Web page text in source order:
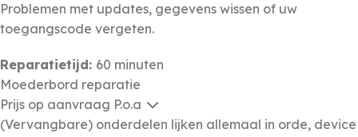
Problemen met updates, gegevens wissen of uw
toegangscode vergeten.
Reparatietijd: 60 minuten
Moederbord reparatie
Prijs op aanvraag P.o.a
(Vervangbare) onderdelen lijken allemaal in orde, device